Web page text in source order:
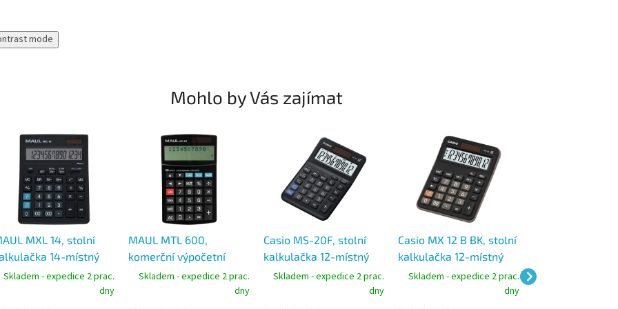
mode
Mohlo by Vás zajímat
MXL 14, stolní
14-místný
velký LCD Displej
Skladem - expedice 2 prac.
dny
MAUL MTL 600,
komerční výpočetní
kalkulačka 12-místný 2
Skladem - expedice 2 prac.
dny
Casio MS-20F, stolní
kalkulačka 12-místný
extra velký LCD Displej
Skladem - expedice 2 prac.
dny
Casio MX 12 B BK, stolní
kalkulačka 12-místný
extra velký LCD Displej
Skladem - expedice 2 prac.
dny
místný LCD